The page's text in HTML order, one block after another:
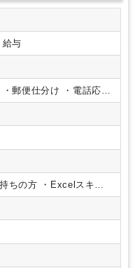
保険・給与
・郵便仕分け
・電話応対
経理補助業務】・月末支
ちの方 ・Excelスキル
を問題なく使用できる
ールなど）